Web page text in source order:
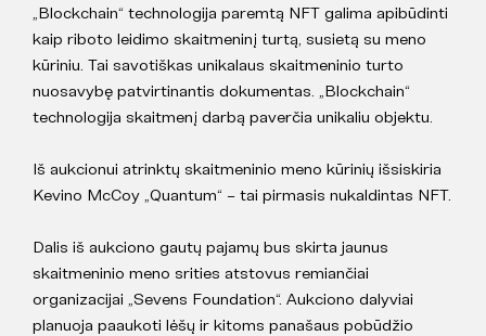
„Blockchain“ technologija paremtą NFT galima apibūdinti
kaip riboto leidimo skaitmeninį turtą, susietą su meno
kūriniu. Tai savotiškas unikalaus skaitmeninio turto
nuosavybę patvirtinantis dokumentas. „Blockchain“
technologija skaitmenį darbą paverčia unikaliu objektu.
Iš aukcionui atrinktų skaitmeninio meno kūrinių išsiskiria
Kevino McCoy „Quantum“ – tai pirmasis nukaldintas NFT.
Dalis iš aukciono gautų pajamų bus skirta jaunus
skaitmeninio meno srities atstovus remiančiai
organizacijai „Sevens Foundation“. Aukciono dalyviai
planuoja paaukoti lėšų ir kitoms panašaus pobūdžio